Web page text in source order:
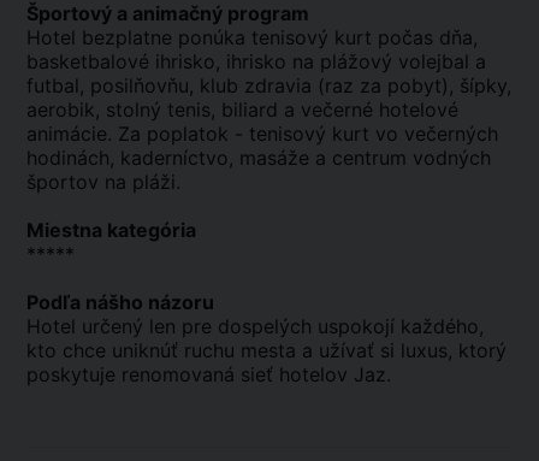
Športový a animačný program
Hotel bezplatne ponúka tenisový kurt počas dňa,
basketbalové ihrisko, ihrisko na plážový volejbal a
futbal, posilňovňu, klub zdravia (raz za pobyt), šípky,
aerobik, stolný tenis, biliard a večerné hotelové
animácie. Za poplatok - tenisový kurt vo večerných
hodinách, kaderníctvo, masáže a centrum vodných
športov na pláži.
Miestna kategória
*****
Podľa nášho názoru
Hotel určený len pre dospelých uspokojí každého,
kto chce uniknúť ruchu mesta a užívať si luxus, ktorý
poskytuje renomovaná sieť hotelov Jaz.